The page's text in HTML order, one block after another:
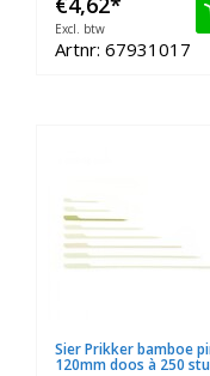
Excl. btw
Artnr: 67931017
Sier Prikker bamboe
120mm doos à 250